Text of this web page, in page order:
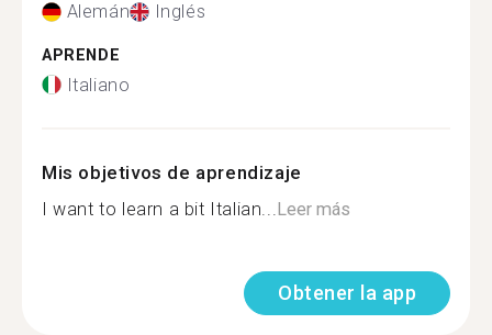
Alemán Inglés
APRENDE
Italiano
Mis objetivos de aprendizaje
I want to learn a bit Italian... Leer más
Obtener la app